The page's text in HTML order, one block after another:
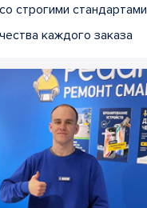
строгими стандартами
каждого заказа